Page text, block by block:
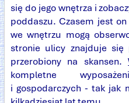
się do jego wnętrza i
poddaszu. Czasem jest
we wnętrzu mogą
stronie ulicy znajduje się
przerobiony na skansen.
kompletne
i gospodarczych - tak jak